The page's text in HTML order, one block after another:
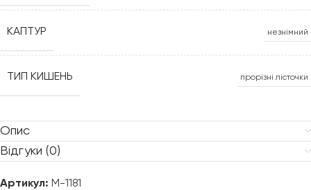
КАПТУР незнімний
ТИП КИШЕНЬ прорізні лісточки
Опис
Відгуки (0)
Артикул: М-1181